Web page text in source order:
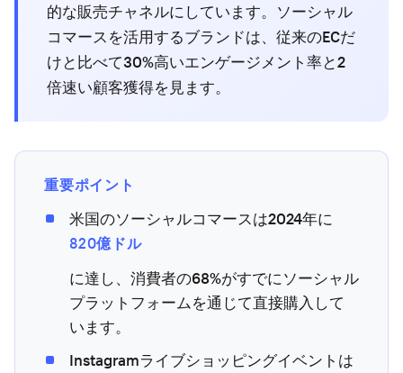
的な販売チャネルにしています。ソーシャル
コマースを活用するブランドは、従来のECだ
けと比べて30%高いエンゲージメント率と2
倍速い顧客獲得を見ます。
重要ポイント
米国のソーシャルコマースは2024年に
820億ドル
に達し、消費者の68%がすでにソーシャル
プラットフォームを通じて直接購入して
います。
Instagramライブショッピングイベントは